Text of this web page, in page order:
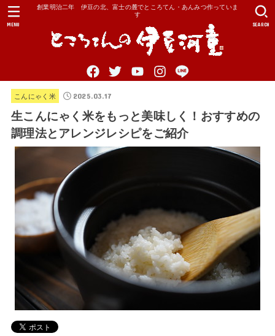
創業明治二年 伊豆の北、富士の麓でところてん・あんみつ作っていま
す
SEARCH
MENU
こんにゃく米 2025.03.17
生こんにゃく米をもっと美味しく！おすすめの
調理法とアレンジレシピをご紹介